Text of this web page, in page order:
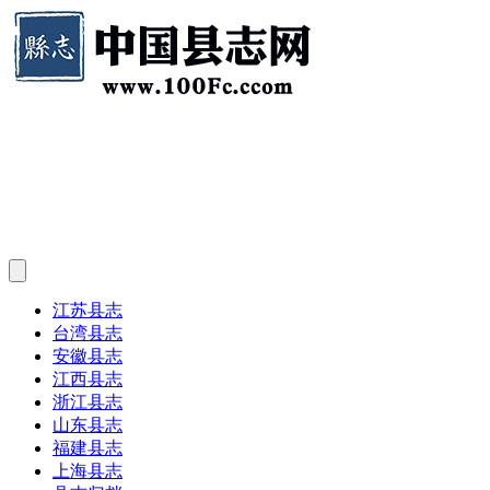
江苏县志
台湾县志
安徽县志
江西县志
浙江县志
山东县志
福建县志
上海县志